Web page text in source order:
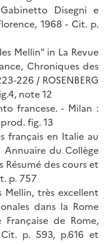
Disegni e
1968 - Cit. p.
Mellin" in La Revue
Chroniques des
226 / ROSENBERG
note 12
francese. - Milan :
fig. 13
français en Italie au
Annuaire du Collège
Résumé des cours et
p. 757
Mellin, très excellent
dans la Rome
de Rome,
p. 593, p.616 et